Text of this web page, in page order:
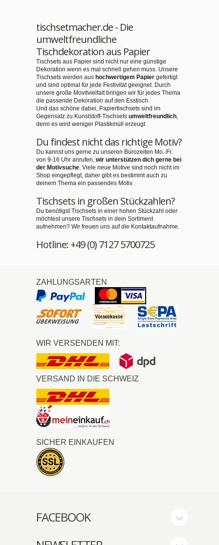
tischsetmacher.de - Die
umweltfreundliche
Tischdekoration aus Papier
Tischsets aus Papier sind nicht nur eine günstige
Dekoration wenn es mal schnell gehen muss. Unsere
Tischsets werden aus hochwertigem Papier gefertigt
und sind optimal für jede Festivität geeignet. Durch
unsere große Movitvielfalt bringen wir für jedes Thema
die passende Dekoration auf den Esstisch.
Und das schöne dabei, Papiertischsets sind im
Gegensatz zu Kunststoff-Tischsets umweltfreundlich,
denn es wird weniger Plastikmüll erzeugt.
Du findest nicht das richtige Motiv?
Du kannst uns gerne zu unseren Bürozeiten Mo.-Fr.
von 9-16 Uhr anrufen, wir unterstützen dich gerne bei
der Motivsuche. Viele neue Motive sind noch nicht im
Shop eingepflegt, daher gibt es bestimmt auch zu
deinem Thema ein passendes Motiv.
Tischsets in großen Stückzahlen?
Du benötigst Tischsets in einer hohen Stückzahl oder
möchtest unsere Tischsets in dein Sortiment
aufnehmen? Wir freuen uns auf die Kontaktaufnahme.
Hotline: +49 (0) 7127 5700725
ZAHLUNGSARTEN
WIR VERSENDEN MIT:
VERSAND IN DIE SCHWEIZ
SICHER EINKAUFEN
FACEBOOK